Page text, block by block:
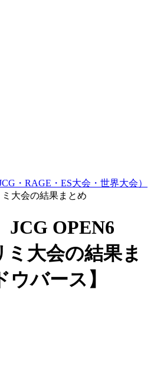
・RAGE・ES大会・世界大会）
ミ大会の結果まとめ
JCG OPEN6
ミ大会の結果ま
バース】